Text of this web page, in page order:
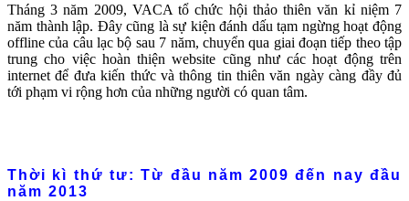
Tháng 3 năm 2009, VACA tổ chức hội thảo thiên văn kỉ niệm 7
năm thành lập. Đây cũng là sự kiện đánh dấu tạm ngừng hoạt động
offline của câu lạc bộ sau 7 năm, chuyển qua giai đoạn tiếp theo tập
trung cho việc hoàn thiện website cũng như các hoạt động trên
internet để đưa kiến thức và thông tin thiên văn ngày càng đầy đủ
tới phạm vi rộng hơn của những người có quan tâm.
Thời kì thứ tư: Từ đầu năm 2009 đến nay đầu
năm 2013